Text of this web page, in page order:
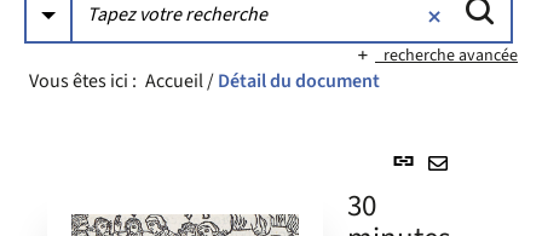
recherche avancée
Vous êtes ici : Accueil/Détail du document
Lien
30